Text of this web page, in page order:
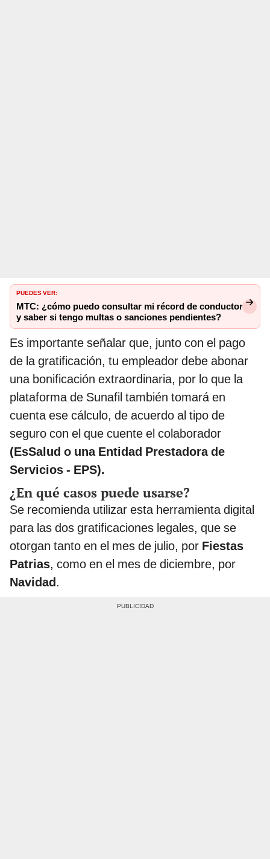
PUEDES VER:
MTC: ¿cómo puedo consultar mi récord de conductor
y saber si tengo multas o sanciones pendientes?
Es importante señalar que, junto con el pago
de la gratificación, tu empleador debe abonar
una bonificación extraordinaria, por lo que la
plataforma de Sunafil también tomará en
cuenta ese cálculo, de acuerdo al tipo de
seguro con el que cuente el colaborador
(EsSalud o una Entidad Prestadora de
Servicios - EPS).
¿En qué casos puede usarse?
Se recomienda utilizar esta herramienta digital
para las dos gratificaciones legales, que se
otorgan tanto en el mes de julio, por Fiestas
Patrias, como en el mes de diciembre, por
Navidad.